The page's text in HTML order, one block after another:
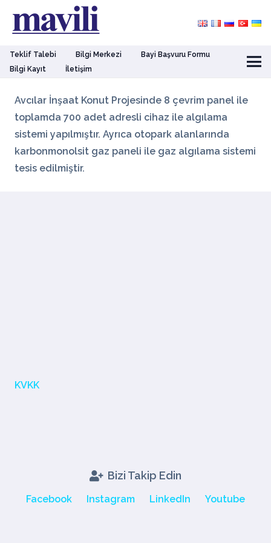
Teklif Talebi Bilgi Merkezi
Bayi Başvuru Formu
Bilgi Kayıt
İletişim
Avcılar İnşaat Konut Projesinde 8 çevrim panel ile
toplamda 700 adet adresli cihaz ile algılama
sistemi yapılmıştır. Ayrıca otopark alanlarında
karbonmonolsit gaz paneli ile gaz algılama sistemi
tesis edilmiştir.
KVKK
Bizi Takip Edin
Facebook Instagram LinkedIn Youtube